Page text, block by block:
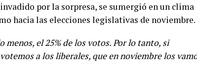
invadido por la sorpresa, se sumergió en un clima
hacia las elecciones legislativas de noviembre.
el 25% de los votos. Por lo tanto, si
a los liberales, que en noviembre los